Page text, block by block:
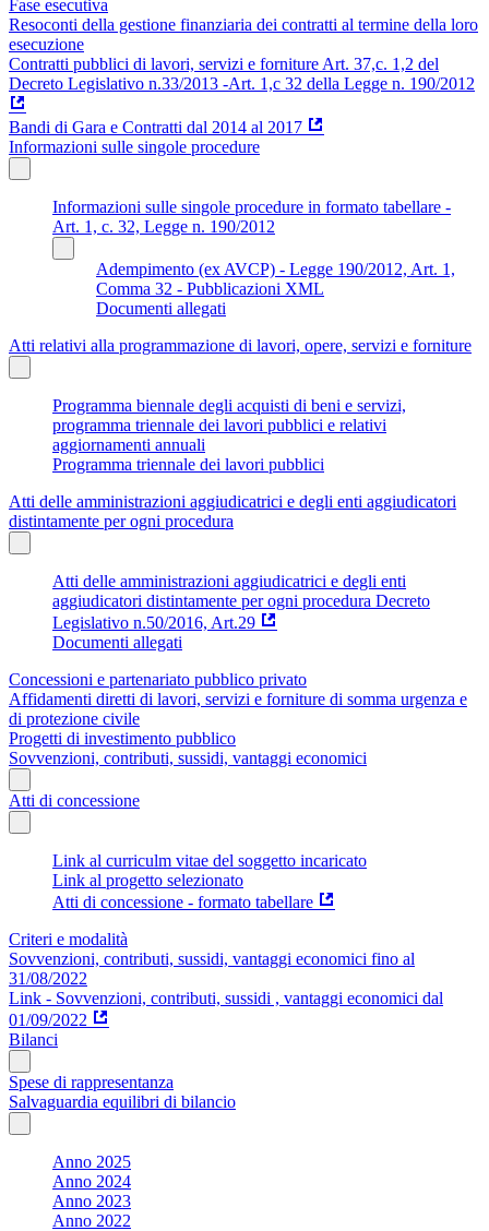
Fase esecutiva
Resoconti della gestione finanziaria dei contratti al termine della loro
esecuzione
Contratti pubblici di lavori, servizi e forniture Art. 37,c. 1,2 del
Decreto Legislativo n.33/2013 -Art. 1,c 32 della Legge n. 190/2012
Bandi di Gara e Contratti dal 2014 al 2017
Informazioni sulle singole procedure
Informazioni sulle singole procedure in formato tabellare -
Art. 1, c. 32, Legge n. 190/2012
Adempimento (ex AVCP) - Legge 190/2012, Art. 1,
Comma 32 - Pubblicazioni XML
Documenti allegati
Atti relativi alla programmazione di lavori, opere, servizi e forniture
Programma biennale degli acquisti di beni e servizi,
programma triennale dei lavori pubblici e relativi
aggiornamenti annuali
Programma triennale dei lavori pubblici
Atti delle amministrazioni aggiudicatrici e degli enti aggiudicatori
distintamente per ogni procedura
Atti delle amministrazioni aggiudicatrici e degli enti
aggiudicatori distintamente per ogni procedura Decreto
Legislativo n.50/2016, Art.29
Documenti allegati
Concessioni e partenariato pubblico privato
Affidamenti diretti di lavori, servizi e forniture di somma urgenza e
di protezione civile
Progetti di investimento pubblico
Sovvenzioni, contributi, sussidi, vantaggi economici
Atti di concessione
Link al curriculm vitae del soggetto incaricato
Link al progetto selezionato
Atti di concessione - formato tabellare
Criteri e modalità
Sovvenzioni, contributi, sussidi, vantaggi economici fino al
31/08/2022
Link - Sovvenzioni, contributi, sussidi , vantaggi economici dal
01/09/2022
Bilanci
Spese di rappresentanza
Salvaguardia equilibri di bilancio
Anno 2025
Anno 2024
Anno 2023
Anno 2022